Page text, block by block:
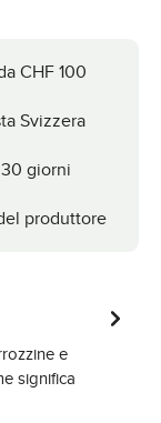
CHF 100
Svizzera
giorni
produttore
e
significa